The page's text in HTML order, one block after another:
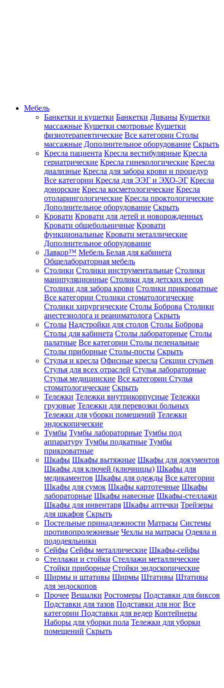
Мебель
Банкетки и кушетки Банкетки Диваны Кушетки
массажные Кушетки смотровые Кушетки
физиотерапевтические Все категории Столы
массажные Дополнительное оборудование Скрыть
Кресла пациента Кресла вестибулярные Кресла
гериатрические Кресла гинекологические Кресла
диализные Кресла для забора крови и процедур
Все категории Кресла для ЭЭГ и ЭХО-ЭГ Кресла
донорские Кресла косметологические Кресла
отоларингологические Кресла проктологические
Дополнительное оборудование Скрыть
Кровати Кровати для детей и новорожденных
Кровати общебольничные Кровати
функциональные Кровати металлические
Дополнительное оборудование
Лавкор™ Мебель Белая для кабинета
Общелабораторная мебель
Столики Столики инструментальные Столики
манипуляционные Столики для детских весов
Столики для забора крови Столики прикроватные
Все категории Столики стоматологические
Столики хирургические Столы Боброва Столики
анестезиолога и реаниматолога Скрыть
Столы Надстройки для столов Столы Боброва
Столы для кабинета Столы лабораторные Столы
палатные Все категории Столы пеленальные
Столы приборные Столы-посты Скрыть
Стулья и кресла Офисные кресла Секции стульев
Стулья для всех отраслей Стулья лабораторные
Стулья медицинские Все категории Стулья
стоматологические Скрыть
Тележки Тележки внутрикорпусные Тележки
грузовые Тележки для перевозки больных
Тележки для уборки помещений Тележки
эндоскопические
Тумбы Тумбы лабораторные Тумбы под
аппаратуру Тумбы подкатные Тумбы
прикроватные
Шкафы Шкафы вытяжные Шкафы для документов
Шкафы для ключей (ключницы) Шкафы для
медикаментов Шкафы для одежды Все категории
Шкафы для сумок Шкафы картотечные Шкафы
лабораторные Шкафы навесные Шкафы-стеллажи
Шкафы для инвентаря Шкафы аптечки Трейзеры
для шкафов Скрыть
Постельные принадлежности Матрасы Системы
противопролежневые Чехлы на матрасы Одеяла и
пододеяльники
Сейфы Сейфы металлические Шкафы-сейфы
Стеллажи и стойки Стеллажи металлические
Стойки приборные Стойки эндоскопические
Ширмы и штативы Ширмы Штативы Штативы
для эндоскопов
Прочее Вешалки Ростомеры Подставки для биксов
Подставки для тазов Подставки для ног Все
категории Подставки для ведер Контейнеры
Наборы для уборки пола Тележки для уборки
помещений Скрыть